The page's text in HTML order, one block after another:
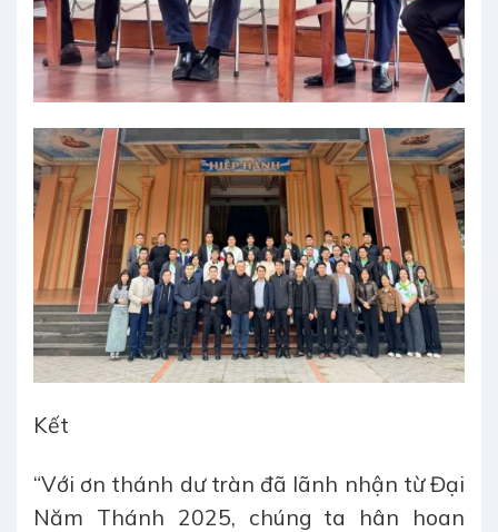
Kết
“Với ơn thánh dư tràn đã lãnh nhận từ Đại
Năm Thánh 2025, chúng ta hân hoan